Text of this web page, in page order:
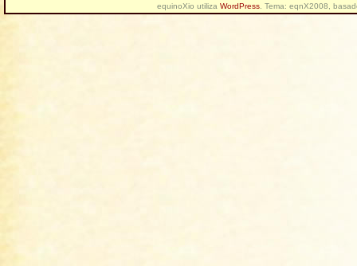
equinoXio utiliza WordPress . Tema: eqnX2008,